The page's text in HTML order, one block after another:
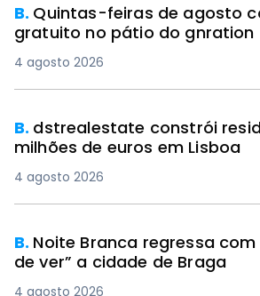
B. Quintas-feiras de agosto
gratuito no pátio do gnration
4 agosto 2026
B. dstrealestate constrói
milhões de euros em Lisboa
4 agosto 2026
B. Noite Branca regressa
de ver” a cidade de Braga
4 agosto 2026